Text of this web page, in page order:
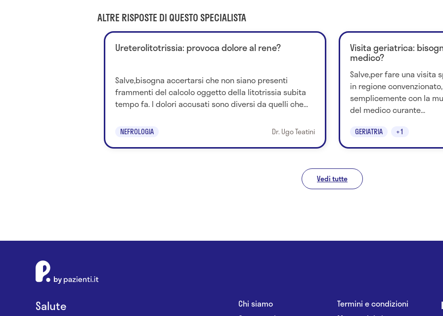
ALTRE RISPOSTE DI QUESTO SPECIALISTA
Ureterolitotrissia: provoca dolore al rene?
Salve,bisogna accertarsi che non siano presenti
frammenti del calcolo oggetto della litotrissia subita
tempo fa. I dolori accusati sono diversi da quelli che...
NEFROLOGIA Dr. Ugo Teatini
Visita geriatrica:
medico?
Salve,per fare una visita
in regione
semplicemente con la
del medico curante...
GERIATRIA +1
Vedi tutte
Salute
Chi siamo
Termini e condizioni